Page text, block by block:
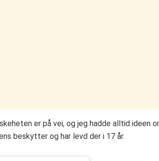
er på vei, og jeg hadde alltid ideen
beskytter og har levd der i 17 år.